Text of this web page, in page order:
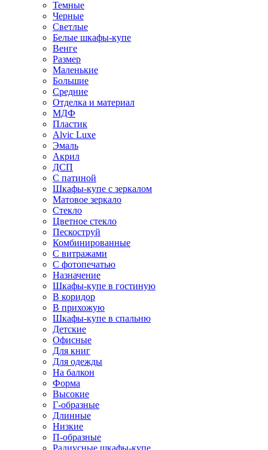
Темные
Черные
Светлые
Белые шкафы-купе
Венге
Размер
Маленькие
Большие
Средние
Отделка и материал
МДФ
Пластик
Alvic Luxe
Эмаль
Акрил
ДСП
С патиной
Шкафы-купе с зеркалом
Матовое зеркало
Стекло
Цветное стекло
Пескоструй
Комбинированные
С витражами
С фотопечатью
Назначение
Шкафы-купе в гостиную
В коридор
В прихожую
Шкафы-купе в спальню
Детские
Офисные
Для книг
Для одежды
На балкон
Форма
Высокие
Г-образные
Длинные
Низкие
П-образные
Радиусные шкафы-купе